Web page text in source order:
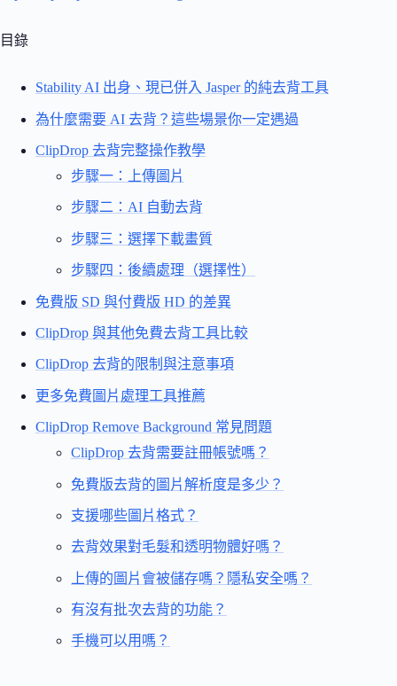
目錄
Stability AI 出身、現已併入 Jasper 的純去背工具
為什麼需要 AI 去背？這些場景你一定遇過
ClipDrop 去背完整操作教學
步驟一：上傳圖片
步驟二：AI 自動去背
步驟三：選擇下載畫質
步驟四：後續處理（選擇性）
免費版 SD 與付費版 HD 的差異
ClipDrop 與其他免費去背工具比較
ClipDrop 去背的限制與注意事項
更多免費圖片處理工具推薦
ClipDrop Remove Background 常見問題
ClipDrop 去背需要註冊帳號嗎？
免費版去背的圖片解析度是多少？
支援哪些圖片格式？
去背效果對毛髮和透明物體好嗎？
上傳的圖片會被儲存嗎？隱私安全嗎？
有沒有批次去背的功能？
手機可以用嗎？